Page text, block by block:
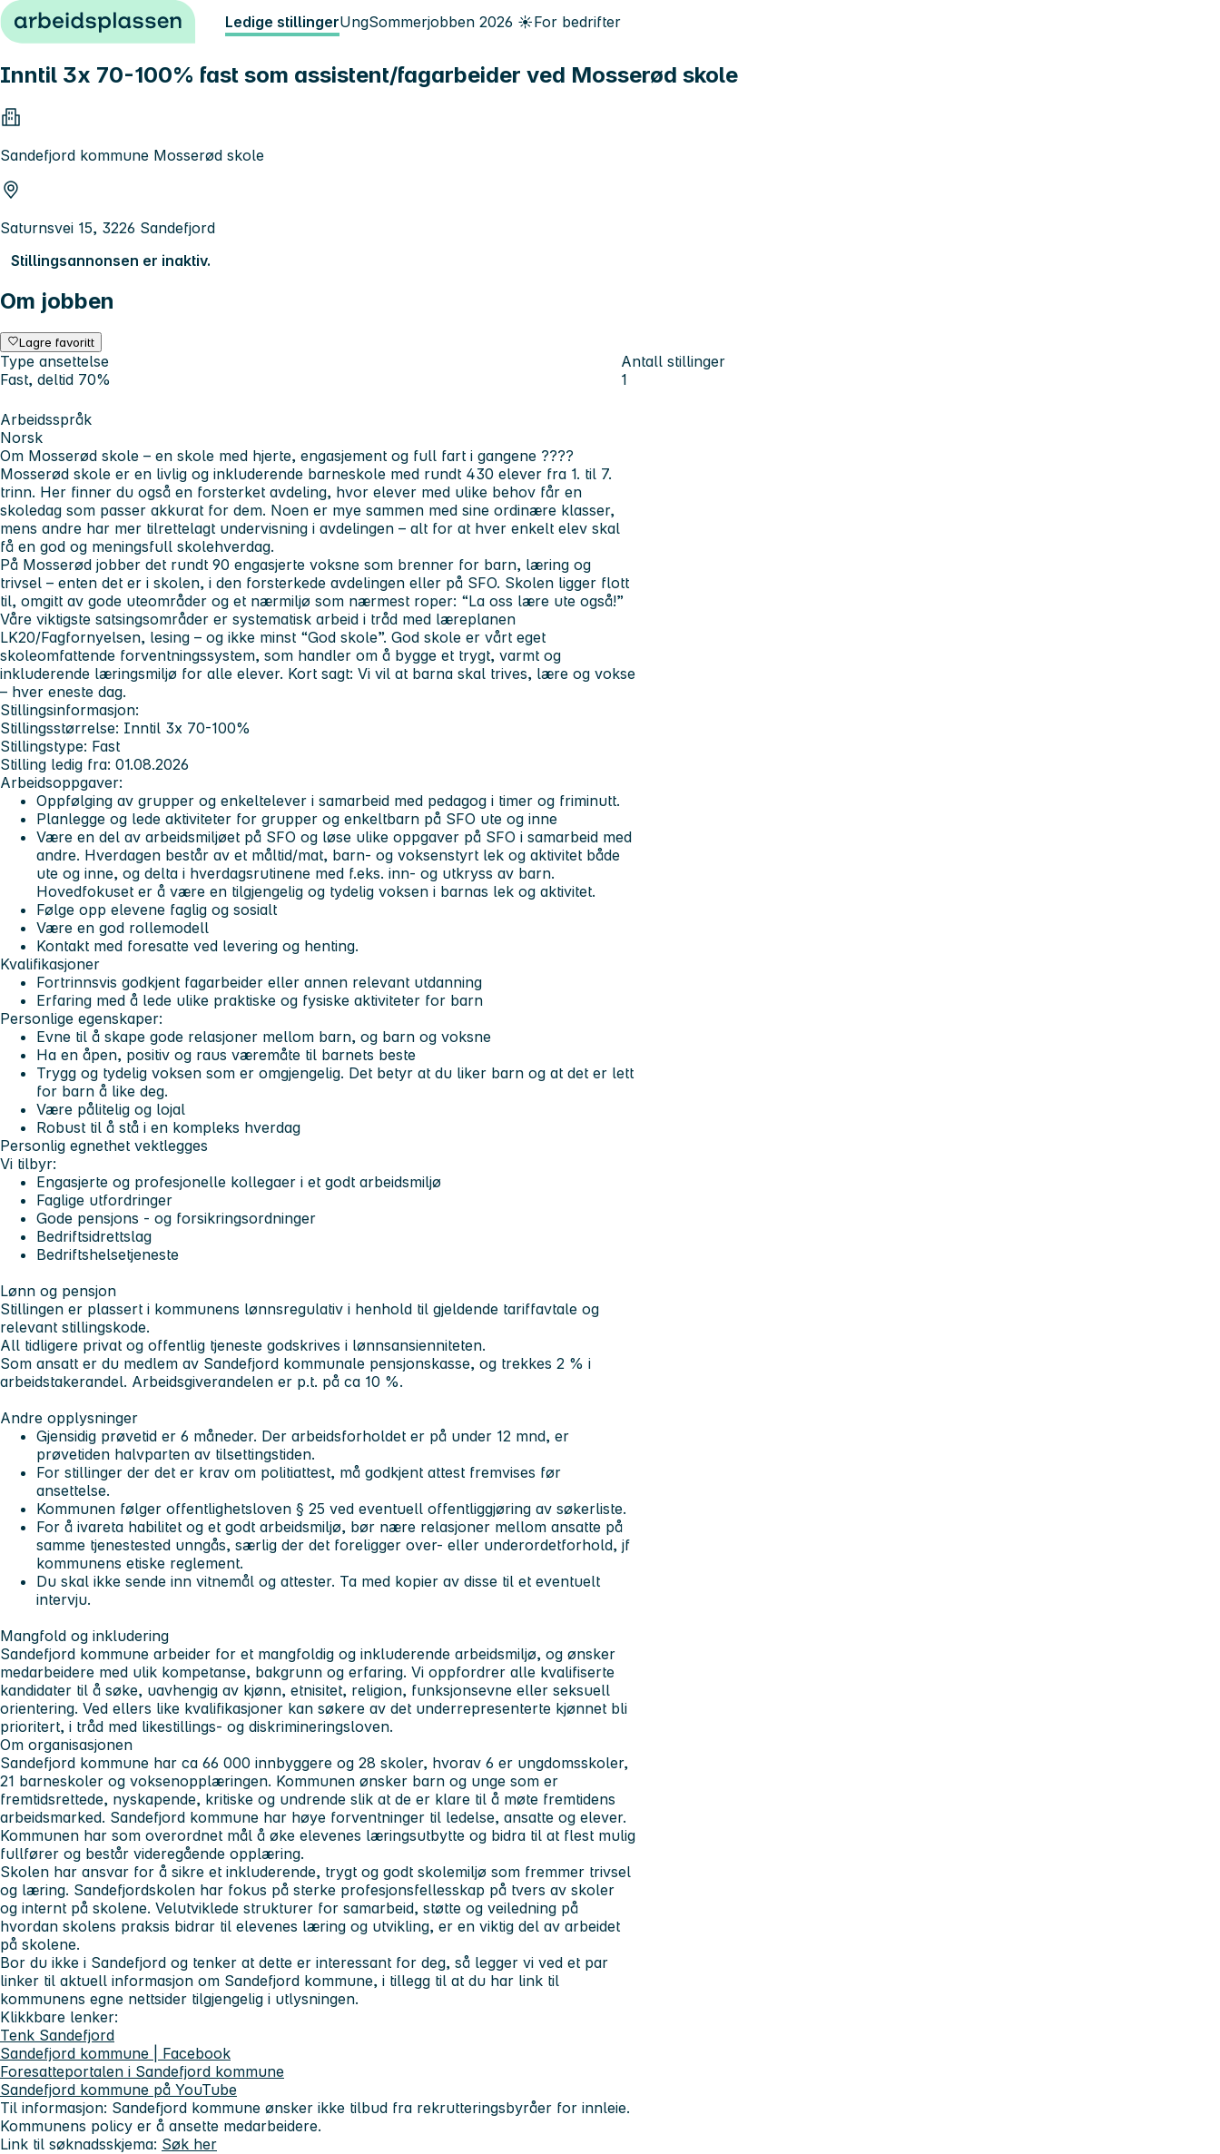
Hopp til innhold Ledige stillingerUngSommerjobben 2026 ☀️For bedrifter
Inntil 3x 70-100% fast som assistent/fagarbeider ved Mosserød skole
Sandefjord kommune Mosserød skole
Saturnsvei 15, 3226 Sandefjord
Stillingsannonsen er inaktiv.
Om jobben
Lagre favoritt
Type ansettelse
Fast, deltid 70%
Antall stillinger
1
Arbeidsspråk
Norsk
Om Mosserød skole – en skole med hjerte, engasjement og full fart i gangene ????
Mosserød skole er en livlig og inkluderende barneskole med rundt 430 elever fra 1. til 7.
trinn. Her finner du også en forsterket avdeling, hvor elever med ulike behov får en
skoledag som passer akkurat for dem. Noen er mye sammen med sine ordinære klasser,
mens andre har mer tilrettelagt undervisning i avdelingen – alt for at hver enkelt elev skal
få en god og meningsfull skolehverdag.
På Mosserød jobber det rundt 90 engasjerte voksne som brenner for barn, læring og
trivsel – enten det er i skolen, i den forsterkede avdelingen eller på SFO. Skolen ligger flott
til, omgitt av gode uteområder og et nærmiljø som nærmest roper: “La oss lære ute også!”
Våre viktigste satsingsområder er systematisk arbeid i tråd med læreplanen
LK20/Fagfornyelsen, lesing – og ikke minst “God skole”. God skole er vårt eget
skoleomfattende forventningssystem, som handler om å bygge et trygt, varmt og
inkluderende læringsmiljø for alle elever. Kort sagt: Vi vil at barna skal trives, lære og vokse
– hver eneste dag.
Stillingsinformasjon:
Stillingsstørrelse: Inntil 3x 70-100%
Stillingstype: Fast
Stilling ledig fra: 01.08.2026
Arbeidsoppgaver:
Oppfølging av grupper og enkeltelever i samarbeid med pedagog i timer og friminutt.
Planlegge og lede aktiviteter for grupper og enkeltbarn på SFO ute og inne
Være en del av arbeidsmiljøet på SFO og løse ulike oppgaver på SFO i samarbeid med
andre. Hverdagen består av et måltid/mat, barn- og voksenstyrt lek og aktivitet både
ute og inne, og delta i hverdagsrutinene med f.eks. inn- og utkryss av barn.
Hovedfokuset er å være en tilgjengelig og tydelig voksen i barnas lek og aktivitet.
Følge opp elevene faglig og sosialt
Være en god rollemodell
Kontakt med foresatte ved levering og henting.
Kvalifikasjoner
Fortrinnsvis godkjent fagarbeider eller annen relevant utdanning
Erfaring med å lede ulike praktiske og fysiske aktiviteter for barn
Personlige egenskaper:
Evne til å skape gode relasjoner mellom barn, og barn og voksne
Ha en åpen, positiv og raus væremåte til barnets beste
Trygg og tydelig voksen som er omgjengelig. Det betyr at du liker barn og at det er lett
for barn å like deg.
Være pålitelig og lojal
Robust til å stå i en kompleks hverdag
Personlig egnethet vektlegges
Vi tilbyr:
Engasjerte og profesjonelle kollegaer i et godt arbeidsmiljø
Faglige utfordringer
Gode pensjons - og forsikringsordninger
Bedriftsidrettslag
Bedriftshelsetjeneste
Lønn og pensjon
Stillingen er plassert i kommunens lønnsregulativ i henhold til gjeldende tariffavtale og
relevant stillingskode.
All tidligere privat og offentlig tjeneste godskrives i lønnsansienniteten.
Som ansatt er du medlem av Sandefjord kommunale pensjonskasse, og trekkes 2 % i
arbeidstakerandel. Arbeidsgiverandelen er p.t. på ca 10 %.
Andre opplysninger
Gjensidig prøvetid er 6 måneder. Der arbeidsforholdet er på under 12 mnd, er
prøvetiden halvparten av tilsettingstiden.
For stillinger der det er krav om politiattest, må godkjent attest fremvises før
ansettelse.
Kommunen følger offentlighetsloven § 25 ved eventuell offentliggjøring av søkerliste.
For å ivareta habilitet og et godt arbeidsmiljø, bør nære relasjoner mellom ansatte på
samme tjenestested unngås, særlig der det foreligger over- eller underordetforhold, jf
kommunens etiske reglement.
Du skal ikke sende inn vitnemål og attester. Ta med kopier av disse til et eventuelt
intervju.
Mangfold og inkludering
Sandefjord kommune arbeider for et mangfoldig og inkluderende arbeidsmiljø, og ønsker
medarbeidere med ulik kompetanse, bakgrunn og erfaring. Vi oppfordrer alle kvalifiserte
kandidater til å søke, uavhengig av kjønn, etnisitet, religion, funksjonsevne eller seksuell
orientering. Ved ellers like kvalifikasjoner kan søkere av det underrepresenterte kjønnet bli
prioritert, i tråd med likestillings‑ og diskrimineringsloven.
Om organisasjonen
Sandefjord kommune har ca 66 000 innbyggere og 28 skoler, hvorav 6 er ungdomsskoler,
21 barneskoler og voksenopplæringen. Kommunen ønsker barn og unge som er
fremtidsrettede, nyskapende, kritiske og undrende slik at de er klare til å møte fremtidens
arbeidsmarked. Sandefjord kommune har høye forventninger til ledelse, ansatte og elever.
Kommunen har som overordnet mål å øke elevenes læringsutbytte og bidra til at flest mulig
fullfører og består videregående opplæring.
Skolen har ansvar for å sikre et inkluderende, trygt og godt skolemiljø som fremmer trivsel
og læring. Sandefjordskolen har fokus på sterke profesjonsfellesskap på tvers av skoler
og internt på skolene. Velutviklede strukturer for samarbeid, støtte og veiledning på
hvordan skolens praksis bidrar til elevenes læring og utvikling, er en viktig del av arbeidet
på skolene.
Bor du ikke i Sandefjord og tenker at dette er interessant for deg, så legger vi ved et par
linker til aktuell informasjon om Sandefjord kommune, i tillegg til at du har link til
kommunens egne nettsider tilgjengelig i utlysningen.
Klikkbare lenker:
Tenk Sandefjord
Sandefjord kommune | Facebook
Foresatteportalen i Sandefjord kommune
Sandefjord kommune på YouTube
Til informasjon: Sandefjord kommune ønsker ikke tilbud fra rekrutteringsbyråer for innleie.
Kommunens policy er å ansette medarbeidere.
Link til søknadsskjema: Søk her